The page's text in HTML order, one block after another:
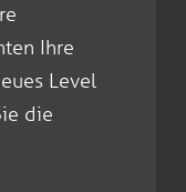
Ihre
Level
die